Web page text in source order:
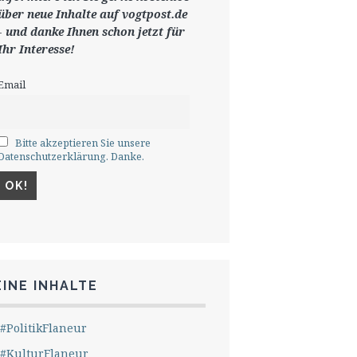
ber neue Inhalte auf vogtpost.de
und danke Ihnen schon jetzt für
Interesse!
Bitte akzeptieren Sie unsere
Danke.
INHALTE
#PolitikFlaneur
#KulturFlaneur